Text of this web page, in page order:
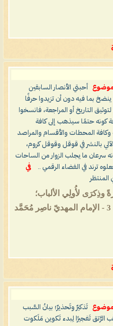
أحبتي الأنصار السابقين
ينضخ بما فيه دون أن تزيدوا حرفًا
التاريخ أو المراجعة، فانسخوا
كونه حتمًا سيذهب إلى كافة
وكافة المحطات والأقسام والمراصد
بالنشر في قوقل وقوقل كروم،
ما يجلب الزوار من الساحات
ترند في الفضاء الرقمي ..
في
وذِكرَى لأُولِي الألباب؛
تَجِدُونَهُ على الرّابِط التّالي .. - 3 - الإمام المهديّ ناصِر مُحَمَّد
تَذكيرٌ وتَحذيرٌ؛ بيانُ السَّبب
الرَّتق تَفجيرًا لِبدء تَكوين مَلَكوت